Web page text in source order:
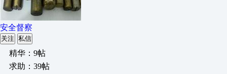
安全督察
关注 私信
精华：9帖
求助：39帖